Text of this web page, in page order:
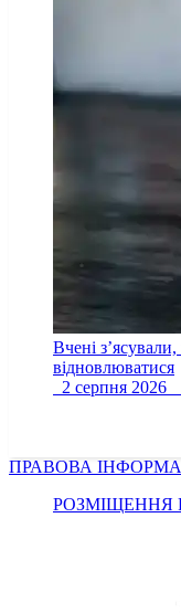
Вчені
відновлюватися
2 серпня 2026
ПРАВОВА
РОЗМІЩЕННЯ